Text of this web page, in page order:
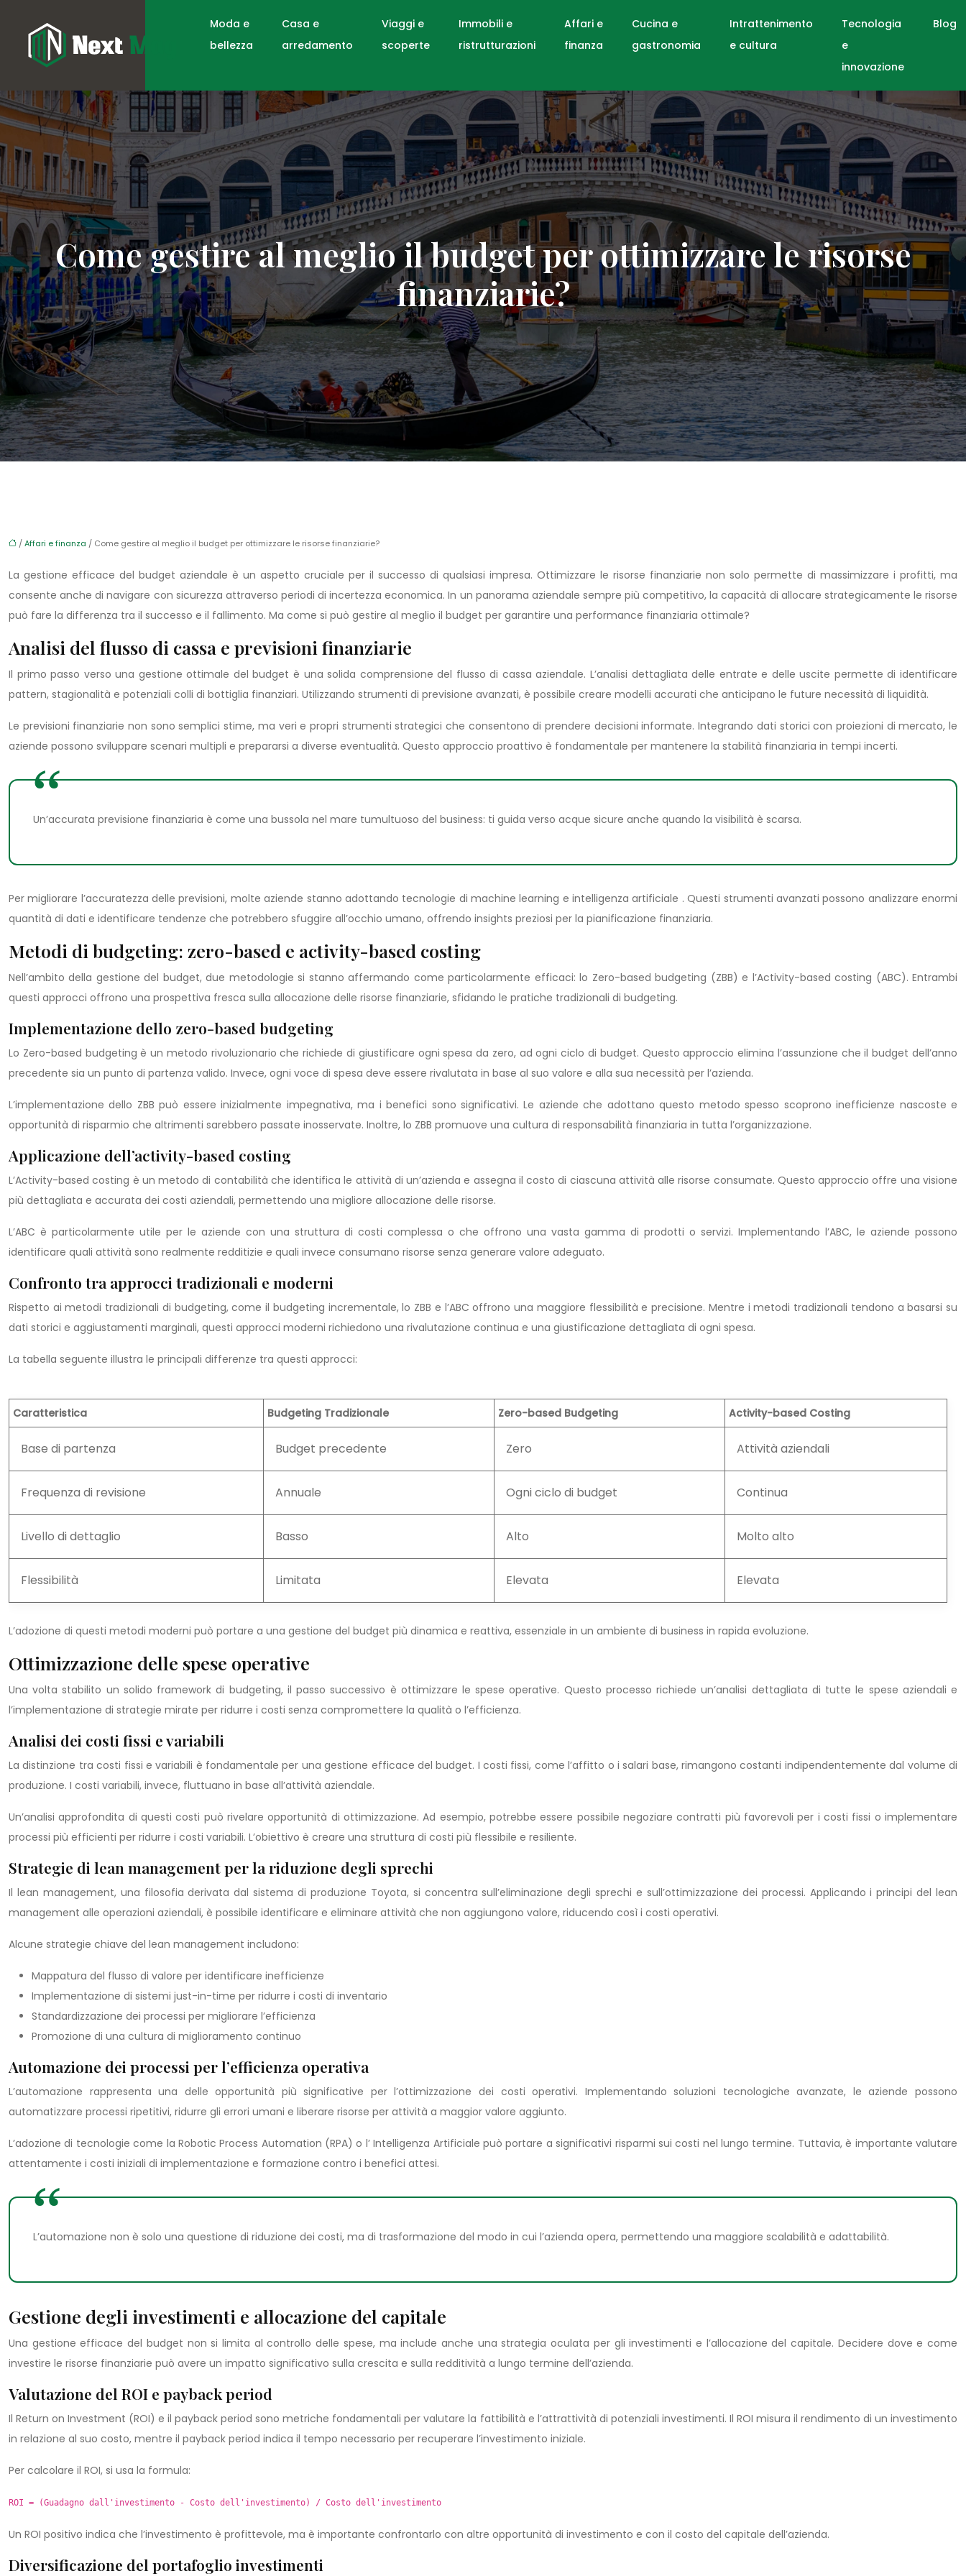
Moda e
bellezza
Casa e
arredamento
Viaggi e
scoperte
Immobili e
ristrutturazioni
Affari e
finanza
Cucina e
gastronomia
Intrattenimento
e cultura
Tecnologia
e
innovazione
Blog
Come gestire al meglio il budget per ottimizzare le risorse
finanziarie?
/Affari e finanza / Come gestire al meglio il budget per ottimizzare le risorse finanziarie?
La gestione efficace del budget aziendale è un aspetto cruciale per il successo di qualsiasi impresa. Ottimizzare le risorse finanziarie non solo permette di massimizzare i profitti, ma
consente anche di navigare con sicurezza attraverso periodi di incertezza economica. In un panorama aziendale sempre più competitivo, la capacità di allocare strategicamente le risorse
può fare la differenza tra il successo e il fallimento. Ma come si può gestire al meglio il budget per garantire una performance finanziaria ottimale?
Analisi del flusso di cassa e previsioni finanziarie
Il primo passo verso una gestione ottimale del budget è una solida comprensione del flusso di cassa aziendale. L’analisi dettagliata delle entrate e delle uscite permette di identificare
pattern, stagionalità e potenziali colli di bottiglia finanziari. Utilizzando strumenti di previsione avanzati, è possibile creare modelli accurati che anticipano le future necessità di liquidità.
Le previsioni finanziarie non sono semplici stime, ma veri e propri strumenti strategici che consentono di prendere decisioni informate. Integrando dati storici con proiezioni di mercato, le
aziende possono sviluppare scenari multipli e prepararsi a diverse eventualità. Questo approccio proattivo è fondamentale per mantenere la stabilità finanziaria in tempi incerti.
Un’accurata previsione finanziaria è come una bussola nel mare tumultuoso del business: ti guida verso acque sicure anche quando la visibilità è scarsa.
Per migliorare l’accuratezza delle previsioni, molte aziende stanno adottando tecnologie di machine learning e intelligenza artificiale . Questi strumenti avanzati possono analizzare enormi
quantità di dati e identificare tendenze che potrebbero sfuggire all’occhio umano, offrendo insights preziosi per la pianificazione finanziaria.
Metodi di budgeting: zero-based e activity-based costing
Nell’ambito della gestione del budget, due metodologie si stanno affermando come particolarmente efficaci: lo Zero-based budgeting (ZBB) e l’Activity-based costing (ABC). Entrambi
questi approcci offrono una prospettiva fresca sulla allocazione delle risorse finanziarie, sfidando le pratiche tradizionali di budgeting.
Implementazione dello zero-based budgeting
Lo Zero-based budgeting è un metodo rivoluzionario che richiede di giustificare ogni spesa da zero, ad ogni ciclo di budget. Questo approccio elimina l’assunzione che il budget dell’anno
precedente sia un punto di partenza valido. Invece, ogni voce di spesa deve essere rivalutata in base al suo valore e alla sua necessità per l’azienda.
L’implementazione dello ZBB può essere inizialmente impegnativa, ma i benefici sono significativi. Le aziende che adottano questo metodo spesso scoprono inefficienze nascoste e
opportunità di risparmio che altrimenti sarebbero passate inosservate. Inoltre, lo ZBB promuove una cultura di responsabilità finanziaria in tutta l’organizzazione.
Applicazione dell’activity-based costing
L’Activity-based costing è un metodo di contabilità che identifica le attività di un’azienda e assegna il costo di ciascuna attività alle risorse consumate. Questo approccio offre una visione
più dettagliata e accurata dei costi aziendali, permettendo una migliore allocazione delle risorse.
L’ABC è particolarmente utile per le aziende con una struttura di costi complessa o che offrono una vasta gamma di prodotti o servizi. Implementando l’ABC, le aziende possono
identificare quali attività sono realmente redditizie e quali invece consumano risorse senza generare valore adeguato.
Confronto tra approcci tradizionali e moderni
Rispetto ai metodi tradizionali di budgeting, come il budgeting incrementale, lo ZBB e l’ABC offrono una maggiore flessibilità e precisione. Mentre i metodi tradizionali tendono a basarsi su
dati storici e aggiustamenti marginali, questi approcci moderni richiedono una rivalutazione continua e una giustificazione dettagliata di ogni spesa.
La tabella seguente illustra le principali differenze tra questi approcci:
Caratteristica Budgeting Tradizionale Zero-based Budgeting Activity-based Costing
Base di partenza Budget precedente Zero Attività aziendali
Frequenza di revisione Annuale Ogni ciclo di budget Continua
Livello di dettaglio Basso Alto Molto alto
Flessibilità Limitata Elevata Elevata
L’adozione di questi metodi moderni può portare a una gestione del budget più dinamica e reattiva, essenziale in un ambiente di business in rapida evoluzione.
Ottimizzazione delle spese operative
Una volta stabilito un solido framework di budgeting, il passo successivo è ottimizzare le spese operative. Questo processo richiede un’analisi dettagliata di tutte le spese aziendali e
l’implementazione di strategie mirate per ridurre i costi senza compromettere la qualità o l’efficienza.
Analisi dei costi fissi e variabili
La distinzione tra costi fissi e variabili è fondamentale per una gestione efficace del budget. I costi fissi, come l’affitto o i salari base, rimangono costanti indipendentemente dal volume di
produzione. I costi variabili, invece, fluttuano in base all’attività aziendale.
Un’analisi approfondita di questi costi può rivelare opportunità di ottimizzazione. Ad esempio, potrebbe essere possibile negoziare contratti più favorevoli per i costi fissi o implementare
processi più efficienti per ridurre i costi variabili. L’obiettivo è creare una struttura di costi più flessibile e resiliente.
Strategie di lean management per la riduzione degli sprechi
Il lean management, una filosofia derivata dal sistema di produzione Toyota, si concentra sull’eliminazione degli sprechi e sull’ottimizzazione dei processi. Applicando i principi del lean
management alle operazioni aziendali, è possibile identificare e eliminare attività che non aggiungono valore, riducendo così i costi operativi.
Alcune strategie chiave del lean management includono:
Mappatura del flusso di valore per identificare inefficienze
Implementazione di sistemi just-in-time per ridurre i costi di inventario
Standardizzazione dei processi per migliorare l’efficienza
Promozione di una cultura di miglioramento continuo
Automazione dei processi per l’efficienza operativa
L’automazione rappresenta una delle opportunità più significative per l’ottimizzazione dei costi operativi. Implementando soluzioni tecnologiche avanzate, le aziende possono
automatizzare processi ripetitivi, ridurre gli errori umani e liberare risorse per attività a maggior valore aggiunto.
L’adozione di tecnologie come la Robotic Process Automation (RPA) o l’ Intelligenza Artificiale può portare a significativi risparmi sui costi nel lungo termine. Tuttavia, è importante valutare
attentamente i costi iniziali di implementazione e formazione contro i benefici attesi.
L’automazione non è solo una questione di riduzione dei costi, ma di trasformazione del modo in cui l’azienda opera, permettendo una maggiore scalabilità e adattabilità.
Gestione degli investimenti e allocazione del capitale
Una gestione efficace del budget non si limita al controllo delle spese, ma include anche una strategia oculata per gli investimenti e l’allocazione del capitale. Decidere dove e come
investire le risorse finanziarie può avere un impatto significativo sulla crescita e sulla redditività a lungo termine dell’azienda.
Valutazione del ROI e payback period
Il Return on Investment (ROI) e il payback period sono metriche fondamentali per valutare la fattibilità e l’attrattività di potenziali investimenti. Il ROI misura il rendimento di un investimento
in relazione al suo costo, mentre il payback period indica il tempo necessario per recuperare l’investimento iniziale.
Per calcolare il ROI, si usa la formula:
ROI = (Guadagno dall'investimento - Costo dell'investimento) / Costo dell'investimento
Un ROI positivo indica che l’investimento è profittevole, ma è importante confrontarlo con altre opportunità di investimento e con il costo del capitale dell’azienda.
Diversificazione del portafoglio investimenti